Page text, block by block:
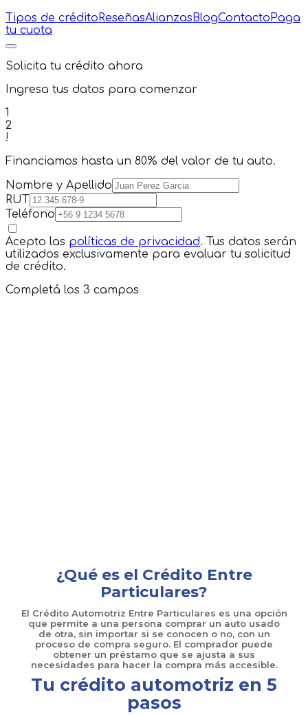
¿Qué es el Crédito Entre
Particulares?
El Crédito Automotriz Entre Particulares es una opción
que permite a una persona comprar un auto usado
de otra, sin importar si se conocen o no, con un
proceso de compra seguro. El comprador puede
obtener un préstamo que se ajusta a sus
necesidades para hacer la compra más accesible.
Tu crédito automotriz en 5
pasos